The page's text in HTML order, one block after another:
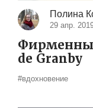
Полина
29 апр.
de Granby
#вдохновение